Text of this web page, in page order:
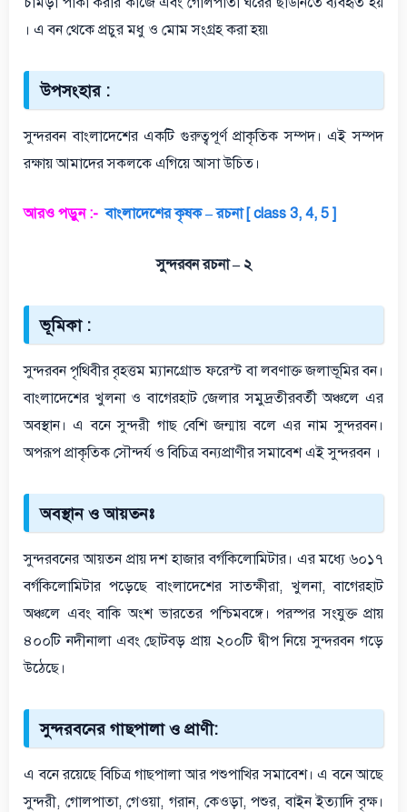
। এ বন থেকে প্রচুর মধু ও মোম সংগ্রহ করা হয়৷
উপসংহার :
সুন্দরবন বাংলাদেশের একটি গুরুত্বপূর্ণ প্রাকৃতিক সম্পদ। এই সম্পদ
রক্ষায় আমাদের সকলকে এগিয়ে আসা উচিত।
আরও পড়ুন :- বাংলাদেশের কৃষক – রচনা [ class 3, 4, 5 ]
সুন্দরবন রচনা – ২
ভূমিকা :
সুন্দরবন পৃথিবীর বৃহত্তম ম্যানগ্রোভ ফরেস্ট বা লবণাক্ত জলাভূমির বন।
বাংলাদেশের খুলনা ও বাগেরহাট জেলার সমুদ্রতীরবর্তী অঞ্চলে এর
অবস্থান। এ বনে সুন্দরী গাছ বেশি জন্মায় বলে এর নাম সুন্দরবন।
অপরূপ প্রাকৃতিক সৌন্দর্য ও বিচিত্র বন্যপ্রাণীর সমাবেশ এই সুন্দরবন ।
অবস্থান ও আয়তনঃ
সুন্দরবনের আয়তন প্রায় দশ হাজার বর্গকিলোমিটার। এর মধ্যে ৬০১৭
বর্গকিলোমিটার পড়েছে বাংলাদেশের সাতক্ষীরা, খুলনা, বাগেরহাট
অঞ্চলে এবং বাকি অংশ ভারতের পশ্চিমবঙ্গে। পরস্পর সংযুক্ত প্রায়
৪০০টি নদীনালা এবং ছোটবড় প্রায় ২০০টি দ্বীপ নিয়ে সুন্দরবন গড়ে
উঠেছে।
সুন্দরবনের গাছপালা ও প্রাণী:
এ বনে রয়েছে বিচিত্র গাছপালা আর পশুপাখির সমাবেশ। এ বনে আছে
সুন্দরী, গোলপাতা, গেওয়া, গরান, কেওড়া, পশুর, বাইন ইত্যাদি বৃক্ষ।